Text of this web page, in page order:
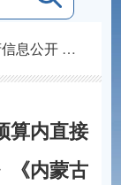
息公开> 法定主
算内直接
《内蒙古